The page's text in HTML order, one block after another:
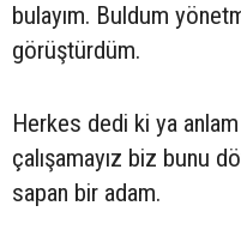
bulayım. Buldum
görüştürdüm.
Herkes dedi ki ya
çalışamayız biz bunu
sapan bir adam.